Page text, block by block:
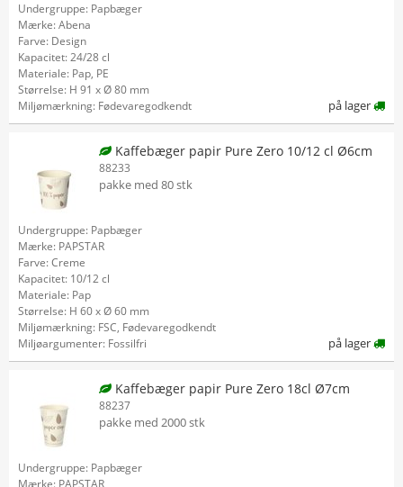
Undergruppe: Papbæger
Mærke: Abena
Farve: Design
Kapacitet: 24/28 cl
Materiale: Pap, PE
Størrelse: H 91 x Ø 80 mm
Miljømærkning: Fødevaregodkendt
på lager
Kaffebæger papir Pure Zero 10/12 cl Ø6cm
88233
pakke med 80 stk
Undergruppe: Papbæger
Mærke: PAPSTAR
Farve: Creme
Kapacitet: 10/12 cl
Materiale: Pap
Størrelse: H 60 x Ø 60 mm
Miljømærkning: FSC, Fødevaregodkendt
Miljøargumenter: Fossilfri
på lager
Kaffebæger papir Pure Zero 18cl Ø7cm
88237
pakke med 2000 stk
Undergruppe: Papbæger
Mærke: PAPSTAR